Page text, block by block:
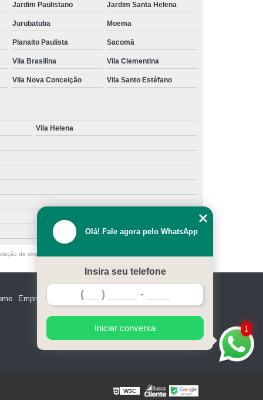
Jardim Paulistano Jardim Santa Helena
Jurubatuba Moema
Planalto Paulista Sacomã
Vila Brasilina Vila Clementina
Vila Nova Conceição Vila Santo Estéfano
Vila Helena
de direito autoral – artigo 184 do Código Penal –
Empresa Serviços Contato Mapa do site
1
Olá! Fale agora pelo WhatsApp
Insira seu telefone
Iniciar conversa
W3C